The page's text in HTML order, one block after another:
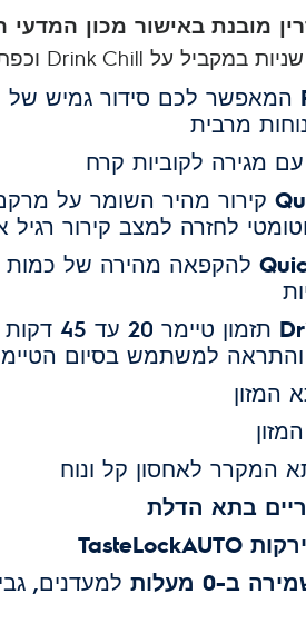
מובנת באישור מכון המדעי
המאפשר לכם סידור גמיש של
מרבית
עם מגירה לקוביות קרח
קירור מהיר השומר על
לחזרה למצב קירור רגיל אחרי 90
להקפאה מהירה של כמות
תזמון
למשתמש בסיום
המזון
המקרר לאחסון קל ונוח
בתא הדלת
TasteLockAUTO
ב-0 מעלות
למעדנים,